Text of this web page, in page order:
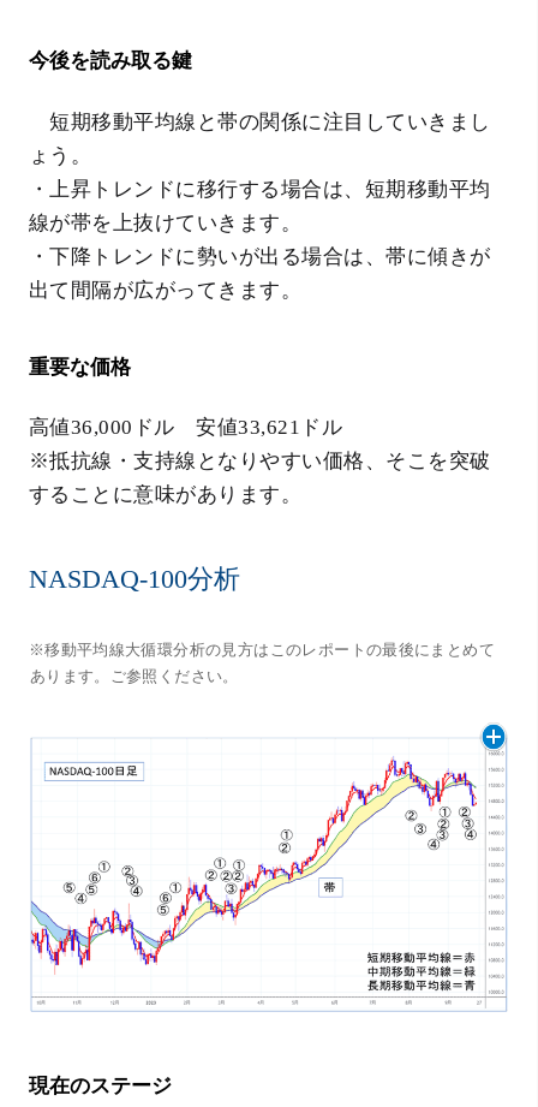
今後を読み取る鍵
短期移動平均線と帯の関係に注目していきまし
ょう。
・上昇トレンドに移行する場合は、短期移動平均
線が帯を上抜けていきます。
・下降トレンドに勢いが出る場合は、帯に傾きが
出て間隔が広がってきます。
重要な価格
高値36,000ドル 安値33,621ドル
※抵抗線・支持線となりやすい価格、そこを突破
することに意味があります。
NASDAQ-100分析
※移動平均線大循環分析の見方はこのレポートの最後にまとめて
あります。ご参照ください。
現在のステージ